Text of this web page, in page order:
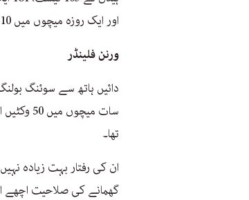
اور ایک روزہ میچوں میں 10 سینچریاں بنا رکھی ہیں۔
ورنن فلینڈر
دائیں ہاتھ سے سوئنگ
سات
تھا۔
ان کی رفتار بہت زیادہ
گھمانے کی صلاحیت اچھے